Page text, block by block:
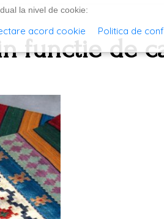
functie de
la nivel de cookie:
acord cookie Politica de